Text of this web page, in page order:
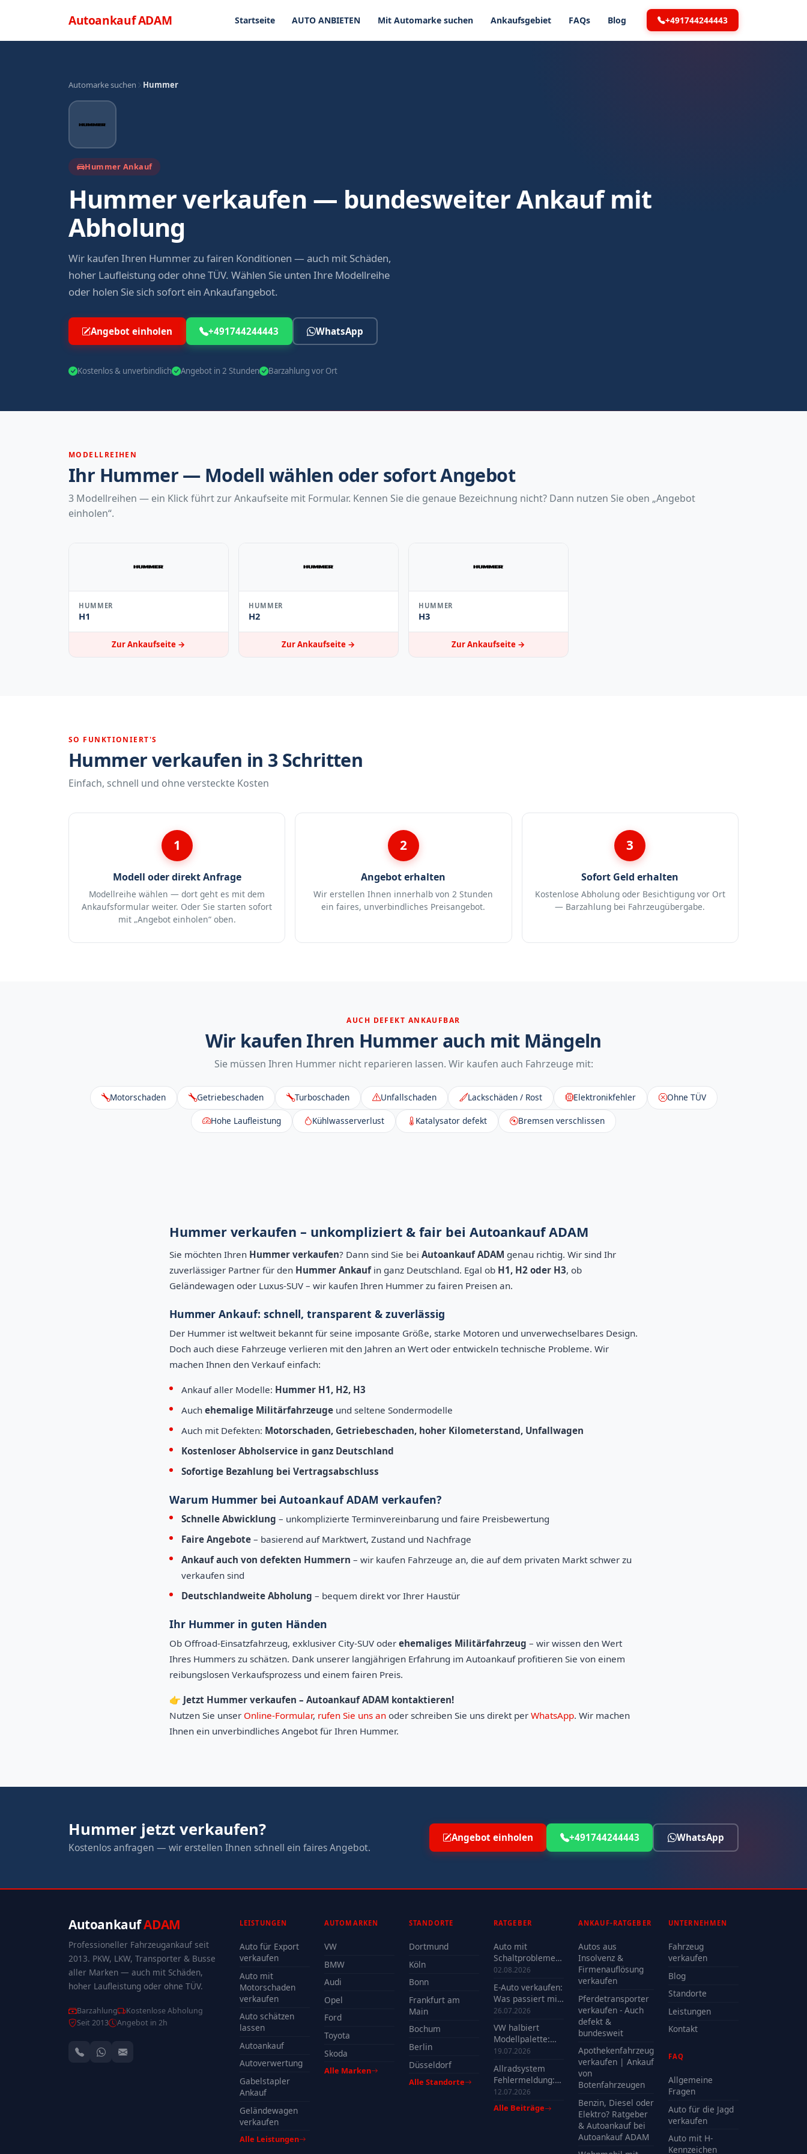
AutoankaufADAM Menü
Startseite AUTO ANBIETEN Mit Automarke suchen Ankaufsgebiet FAQs Blog +491744244443
Automarke suchen Hummer
Hummer Ankauf
Hummer verkaufen — bundesweiter Ankauf mit
Abholung
Wir kaufen Ihren Hummer zu fairen Konditionen — auch mit Schäden,
hoher Laufleistung oder ohne TÜV. Wählen Sie unten Ihre Modellreihe
oder holen Sie sich sofort ein Ankaufangebot.
Angebot einholen +491744244443 WhatsApp
Kostenlos & unverbindlich Angebot in 2 Stunden Barzahlung vor Ort
MODELLREIHEN
Ihr Hummer — Modell wählen oder sofort Angebot
3 Modellreihen — ein Klick führt zur Ankaufseite mit Formular. Kennen Sie die genaue Bezeichnung nicht? Dann nutzen Sie oben „Angebot
einholen“.
HUMMER
H1
Zur Ankaufseite →
HUMMER
H2
Zur Ankaufseite →
HUMMER
H3
Zur Ankaufseite →
SO FUNKTIONIERT'S
Hummer verkaufen in 3 Schritten
Einfach, schnell und ohne versteckte Kosten
1
Modell oder direkt Anfrage
Modellreihe wählen — dort geht es mit dem
Ankaufsformular weiter. Oder Sie starten sofort
mit „Angebot einholen“ oben.
2
Angebot erhalten
Wir erstellen Ihnen innerhalb von 2 Stunden
ein faires, unverbindliches Preisangebot.
3
Sofort Geld erhalten
Kostenlose Abholung oder Besichtigung vor Ort
— Barzahlung bei Fahrzeugübergabe.
AUCH DEFEKT ANKAUFBAR
Wir kaufen Ihren Hummer auch mit Mängeln
Sie müssen Ihren Hummer nicht reparieren lassen. Wir kaufen auch Fahrzeuge mit:
Motorschaden Getriebeschaden Turboschaden Unfallschaden Lackschäden / Rost Elektronikfehler Ohne TÜV
Hohe Laufleistung Kühlwasserverlust Katalysator defekt Bremsen verschlissen
Hummer verkaufen – unkompliziert & fair bei Autoankauf ADAM
Sie möchten Ihren Hummer verkaufen? Dann sind Sie bei Autoankauf ADAM genau richtig. Wir sind Ihr
zuverlässiger Partner für den Hummer Ankaufin ganz Deutschland. Egal ob H1, H2 oder H3, ob
Geländewagen oder Luxus-SUV – wir kaufen Ihren Hummer zu fairen Preisen an.
Hummer Ankauf: schnell, transparent & zuverlässig
Der Hummer ist weltweit bekannt für seine imposante Größe, starke Motoren und unverwechselbares Design.
Doch auch diese Fahrzeuge verlieren mit den Jahren an Wert oder entwickeln technische Probleme. Wir
machen Ihnen den Verkauf einfach:
Ankauf aller Modelle: Hummer H1, H2, H3
Auch ehemalige Militärfahrzeuge und seltene Sondermodelle
Auch mit Defekten: Motorschaden, Getriebeschaden, hoher Kilometerstand, Unfallwagen
Kostenloser Abholservice in ganz Deutschland
Sofortige Bezahlung bei Vertragsabschluss
Warum Hummer bei Autoankauf ADAM verkaufen?
Schnelle Abwicklung – unkomplizierte Terminvereinbarung und faire Preisbewertung
Faire Angebote – basierend auf Marktwert, Zustand und Nachfrage
Ankauf auch von defekten Hummern – wir kaufen Fahrzeuge an, die auf dem privaten Markt schwer zu
verkaufen sind
Deutschlandweite Abholung – bequem direkt vor Ihrer Haustür
Ihr Hummer in guten Händen
Ob Offroad-Einsatzfahrzeug, exklusiver City-SUV oder ehemaliges Militärfahrzeug – wir wissen den Wert
Ihres Hummers zu schätzen. Dank unserer langjährigen Erfahrung im Autoankauf profitieren Sie von einem
reibungslosen Verkaufsprozess und einem fairen Preis.
👉 Jetzt Hummer verkaufen – Autoankauf ADAM kontaktieren!
Nutzen Sie unser Online-Formular, rufen Sie uns an oder schreiben Sie uns direkt per WhatsApp. Wir machen
Ihnen ein unverbindliches Angebot für Ihren Hummer.
Hummer jetzt verkaufen?
Kostenlos anfragen — wir erstellen Ihnen schnell ein faires Angebot.
Angebot einholen +491744244443 WhatsApp
AutoankaufADAM
Professioneller Fahrzeugankauf seit
2013. PKW, LKW, Transporter & Busse
aller Marken — auch mit Schäden,
hoher Laufleistung oder ohne TÜV.
Barzahlung
Kostenlose Abholung
Seit 2013
Angebot in 2h
LEISTUNGEN
Auto für Export
verkaufen
Auto mit
Motorschaden
verkaufen
Auto schätzen
lassen
Autoankauf
Autoverwertung
Gabelstapler
Ankauf
Geländewagen
verkaufen
Alle Leistungen
AUTOMARKEN
VW
BMW
Audi
Opel
Ford
Toyota
Skoda
Alle Marken
STANDORTE
Dortmund
Köln
Bonn
Frankfurt am
Main
Bochum
Berlin
Düsseldorf
Alle Standorte
RATGEBER
Auto mit
Schaltproblemen
verkaufen -
Verkauf?
02.08.2026
E-Auto verkaufen:
Was passiert mit
der Batterie?
26.07.2026
VW halbiert
Modellpalette:
Welche Modelle
19.07.2026
Allradsystem
Fehlermeldung:
Ursachen, Kosten
& Tipps
12.07.2026
Alle Beiträge
ANKAUF-RATGEBER
Autos aus
Insolvenz &
Firmenauflösung
verkaufen
Pferdetransporter
verkaufen - Auch
defekt &
bundesweit
Apothekenfahrzeug
verkaufen | Ankauf
von
Botenfahrzeugen
Benzin, Diesel oder
Elektro? Ratgeber
& Autoankauf bei
Autoankauf ADAM
UNTERNEHMEN
Fahrzeug
verkaufen
Blog
Standorte
Leistungen
Kontakt
FAQ
Allgemeine
Fragen
Auto für die Jagd
verkaufen
Auto mit H-
Kennzeichen